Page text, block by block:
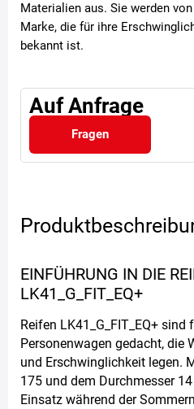
Materialien aus. Sie werden
Marke, die für ihre
bekannt ist.
Auf Anfrage
Fragen
EINFÜHRUNG IN DIE
LK41_G_FIT_EQ+
Reifen LK41_G_FIT_EQ+ sind
Personenwagen gedacht, die
und Erschwinglichkeit legen.
175 und dem Durchmesser
Einsatz während der